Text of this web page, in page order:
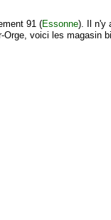
91 (Essonne). Il n'y
voici les magasin